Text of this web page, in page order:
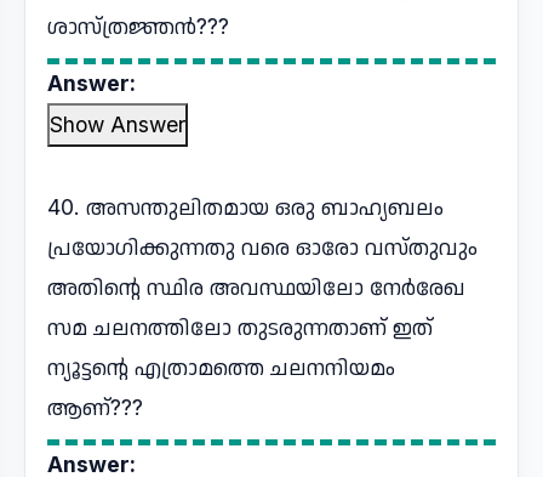
ശാസ്ത്രജ്ഞൻ???
Answer:
Show Answer
40. അസന്തുലിതമായ ഒരു ബാഹ്യബലം
പ്രയോഗിക്കുന്നതു വരെ ഓരോ വസ്തുവും
അതിന്റെ സ്ഥിര അവസ്ഥയിലോ നേർരേഖ
സമ ചലനത്തിലോ തുടരുന്നതാണ് ഇത്
ന്യൂട്ടന്റെ എത്രാമത്തെ ചലനനിയമം
ആണ്???
Answer: